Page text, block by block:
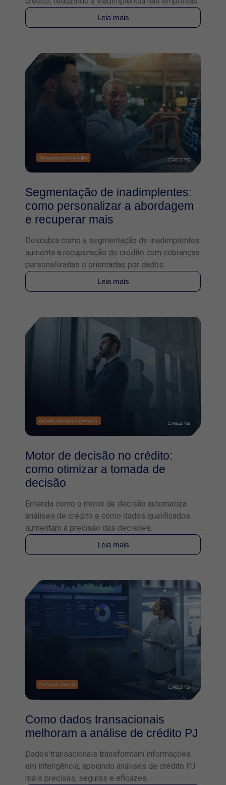
Leia mais
Segmentação de inadimplentes:
como personalizar a abordagem
e recuperar mais
Descubra como a segmentação de inadimplentes
aumenta a recuperação de crédito com cobranças
personalizadas e orientadas por dados.
Leia mais
Motor de decisão no crédito:
como otimizar a tomada de
decisão
Entenda como o motor de decisão automatiza
análises de crédito e como dados qualificados
aumentam a precisão das decisões.
Leia mais
Como dados transacionais
melhoram a análise de crédito PJ
Dados transacionais transformam informações
em inteligência, apoiando análises de crédito PJ
mais precisas, seguras e eficazes.